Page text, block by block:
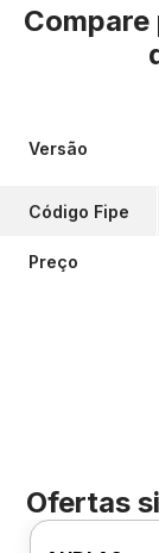
Versão
Código Fipe
Preço
Ofertas